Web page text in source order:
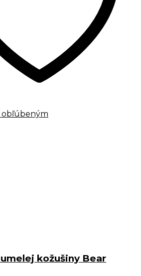
obľúbeným
kožušiny Bear